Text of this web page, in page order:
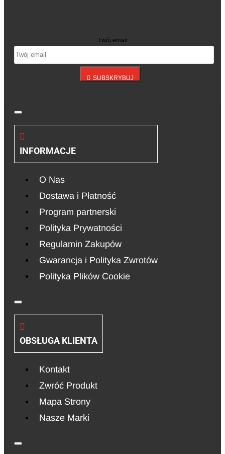
Twój email
SUBSKRYBUJ
INFORMACJE
O Nas
Dostawa i Płatność
Program partnerski
Polityka Prywatności
Regulamin Zakupów
Gwarancja i Polityka Zwrotów
Polityka Plików Cookie
OBSŁUGA KLIENTA
Kontakt
Zwróć Produkt
Mapa Strony
Nasze Marki